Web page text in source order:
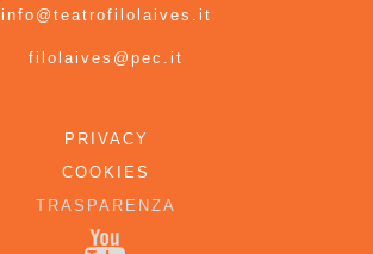
info@teatrofilolaives.it
filolaives@pec.it
PRIVACY
COOKIES
TRASPARENZA